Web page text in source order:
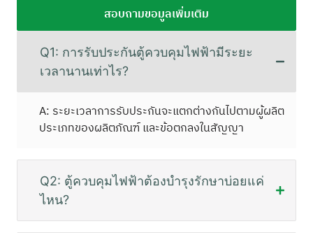
สอบถามขอมูลเพิ่มเติม
Q1: การรับประกันตู้ควบคุมไฟฟ้ามีระยะ
เวลานานเท่าไร?
A: ระยะเวลาการรับประกันจะแตกต่างกันไปตามผู้ผลิต
ประเภทของผลิตภัณฑ์ และข้อตกลงในสัญญา
Q2: ตู้ควบคุมไฟฟ้าต้องบำรุงรักษาบ่อยแค่
ไหน?